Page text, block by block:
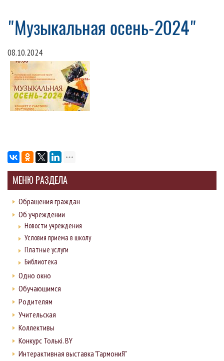
"Музыкальная осень-2024"
08.10.2024
МЕНЮ РАЗДЕЛА
Обращения граждан
Об учреждении
Новости учреждения
Условия приема в школу
Платные услуги
Библиотека
Одно окно
Обучающимся
Родителям
Учительская
Коллективы
Конкурс Толькi. BY
Интерактивная выставка "ГармониЯ"